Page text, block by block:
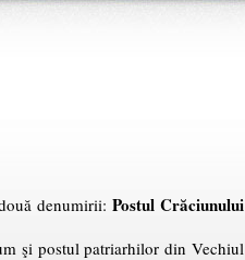
denumirii:Postul Crăciunului
şi postul patriarhilor din Vechiul